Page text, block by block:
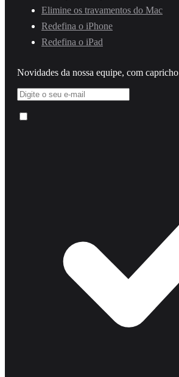
Elimine os travamentos do Mac
Redefina o iPhone
Redefina o iPad
Novidades da nossa equipe, com capricho